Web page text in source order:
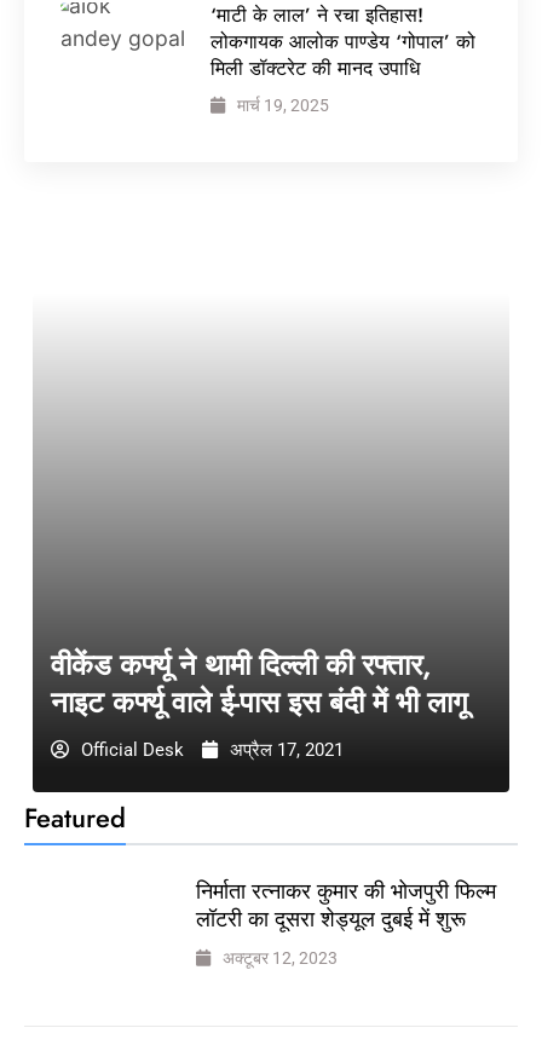
‘माटी के लाल’ ने रचा इतिहास!
लोकगायक आलोक पाण्डेय ‘गोपाल’ को
मिली डॉक्टरेट की मानद उपाधि
मार्च 19, 2025
Featured
निर्माता रत्नाकर कुमार की भोजपुरी फिल्म
लॉटरी का दूसरा शेड्यूल दुबई में शुरू
अक्टूबर 12, 2023
वीकेंड कर्फ्यू ने थामी दिल्ली की रफ्तार,
नाइट कर्फ्यू वाले ई-पास इस बंदी में भी लागू
Official Desk अप्रैल 17, 2021